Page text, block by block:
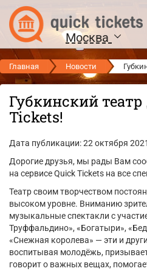
Москва
Главная Новости
Губкинский
Tickets!
Дата публикации: 22 октября 2021
Дорогие друзья, мы рады Вам
на сервисе Quick Tickets на все
Театр своим творчеством
высоком уровне. Вниманию
музыкальные спектакли с
Труффальдино», «Богатыри»,
«Снежная королева» — эти и
воспитывая молодёжь,
говорит о важных вещах,